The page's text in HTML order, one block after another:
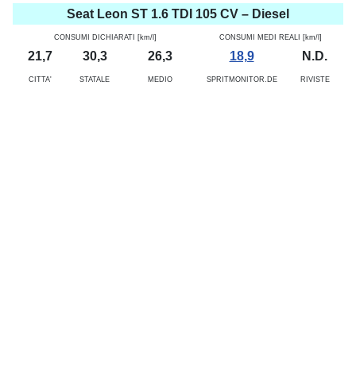
Seat Leon ST 1.6 TDI 105 CV – Diesel
CONSUMI DICHIARATI [km/l] CONSUMI MEDI REALI [km/l]
21,7 30,3 26,3 18,9 N.D.
CITTA' STATALE MEDIO SPRITMONITOR.DE RIVISTE